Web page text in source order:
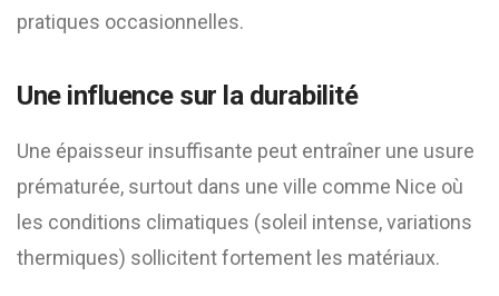
pratiques occasionnelles.
Une influence sur la durabilité
Une épaisseur insuffisante peut entraîner une usure
prématurée, surtout dans une ville comme Nice où
les conditions climatiques (soleil intense, variations
thermiques) sollicitent fortement les matériaux.